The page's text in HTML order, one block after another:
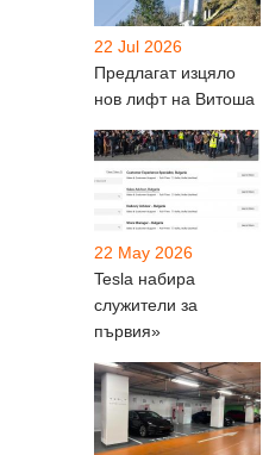
22 Jul 2026
Предлагат изцяло
нов лифт на Витоша
22 May 2026
Tesla набира
служители за
първия»